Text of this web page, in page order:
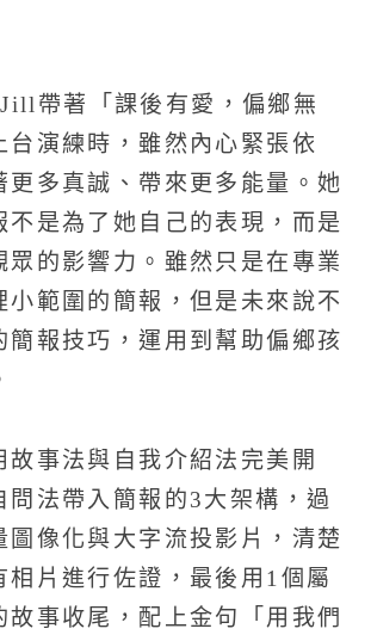
帶著「課後有愛，偏鄉無
台演練時，雖然內心緊張依
更多真誠、帶來更多能量。她
不是為了她自己的表現，而是
眾的影響力。雖然只是在專業
小範圍的簡報，但是未來說不
簡報技巧，運用到幫助偏鄉孩
故事法與自我介紹法完美開
問法帶入簡報的3大架構，過
圖像化與大字流投影片，清楚
相片進行佐證，最後用1個屬
故事收尾，配上金句「用我們